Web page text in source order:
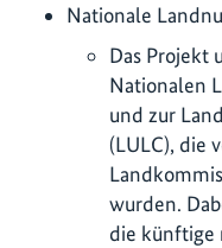
Nationale
Das Projekt
Nationalen
und zur
(LULC), die
wurden.
die künftige